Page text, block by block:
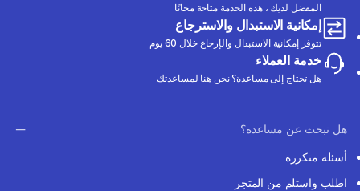
المفضل لديك ، هذه الخدمة متاحة مجانًا
إمكانية الاستبدال والاسترجاع
تتوفر إمكانية الاستبدال والإرجاع خلال 60 يوم
خدمة العملاء
هل تحتاج إلى مساعدة؟ نحن هنا لمساعدتك
هل تبحث عن مساعدة؟
أسئلة متكررة
اطلب واستلم من المتجر